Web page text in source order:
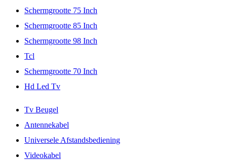
Schermgrootte 75 Inch
Schermgrootte 85 Inch
Schermgrootte 98 Inch
Tcl
Schermgrootte 70 Inch
Hd Led Tv
Tv Beugel
Antennekabel
Universele Afstandsbediening
Videokabel